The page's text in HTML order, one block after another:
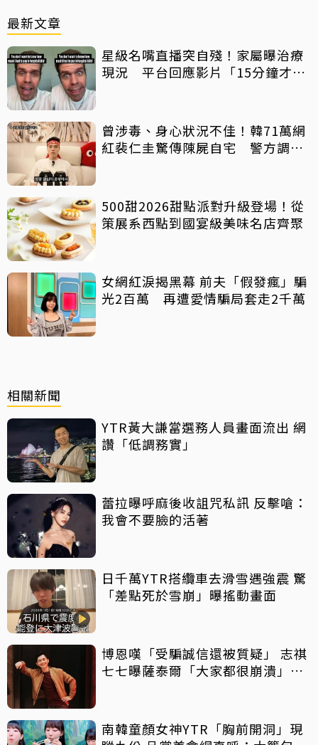
最新文章
星級名嘴直播突自殘！家屬曝治療
現況 平台回應影片「15分鐘才下
曾涉毒、身心狀況不佳！韓71萬網
紅裴仁圭驚傳陳屍自宅 警方調查
500甜2026甜點派對升級登場！從
策展系西點到國宴級美味名店齊聚
女網紅淚揭黑幕 前夫「假發瘋」騙
光2百萬 再遭愛情騙局套走2千萬
相關新聞
YTR黃大謙當選務人員畫面流出 網
讚「低調務實」
蕾拉曝呼麻後收詛咒私訊 反擊嗆：
我會不要臉的活著
日千萬YTR搭纜車去滑雪遇強震 驚
「差點死於雪崩」曝搖動畫面
博恩嘆「受騙誠信還被質疑」 志祺
七七曝薩泰爾「大家都很崩潰」：
南韓童顏女神YTR「胸前開洞」現